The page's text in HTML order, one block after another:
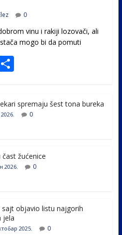
0
vinu i rakiji lozovači, ali
mogo bi da pomuti
er
S
espremaju šest tona bureka
2026. 0
čast žućenice
2026. 0
sajt objavio listu najgorih
jela
2025. 0